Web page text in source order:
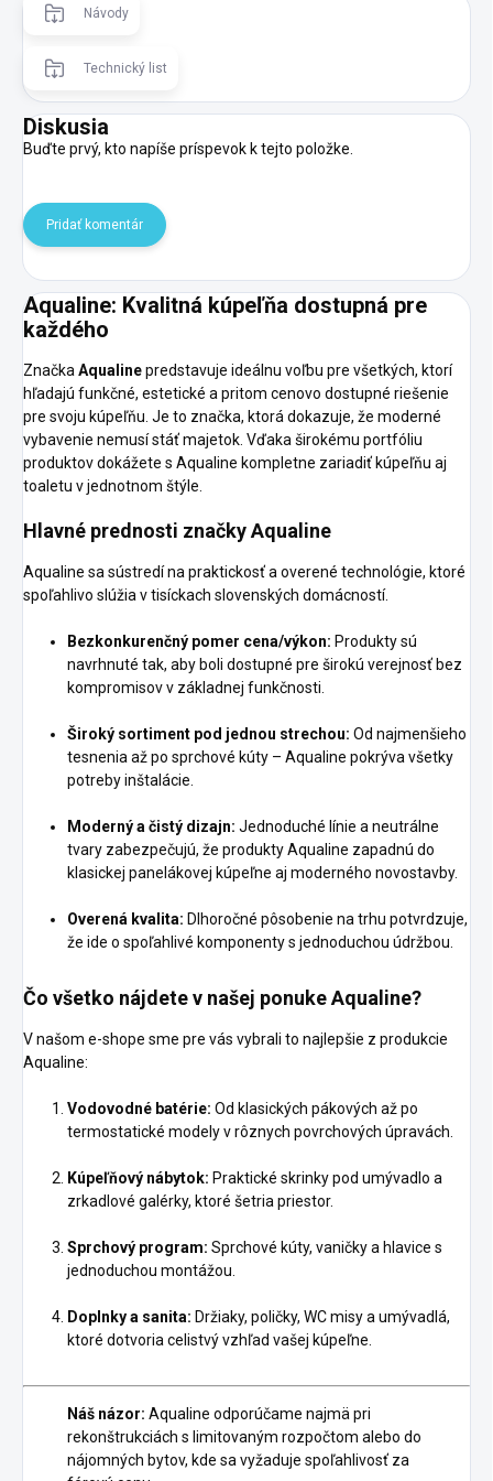
Návody
Technický list
Diskusia
Buďte prvý, kto napíše príspevok k tejto položke.
Pridať komentár
Aqualine: Kvalitná kúpeľňa dostupná pre
každého
ZnačkaAqualinepredstavuje ideálnu voľbu pre všetkých, ktorí
hľadajú funkčné, estetické a pritom cenovo dostupné riešenie
pre svoju kúpeľňu. Je to značka, ktorá dokazuje, že moderné
vybavenie nemusí stáť majetok. Vďaka širokému portfóliu
produktov dokážete s Aqualine kompletne zariadiť kúpeľňu aj
toaletu v jednotnom štýle.
Hlavné prednosti značky Aqualine
Aqualine sa sústredí na praktickosť a overené technológie, ktoré
spoľahlivo slúžia v tisíckach slovenských domácností.
Bezkonkurenčný pomer cena/výkon: Produkty sú
navrhnuté tak, aby boli dostupné pre širokú verejnosť bez
kompromisov v základnej funkčnosti.
Široký sortiment pod jednou strechou: Od najmenšieho
tesnenia až po sprchové kúty – Aqualine pokrýva všetky
potreby inštalácie.
Moderný a čistý dizajn: Jednoduché línie a neutrálne
tvary zabezpečujú, že produkty Aqualine zapadnú do
klasickej panelákovej kúpeľne aj moderného novostavby.
Overená kvalita: Dlhoročné pôsobenie na trhu potvrdzuje,
že ide o spoľahlivé komponenty s jednoduchou údržbou.
Čo všetko nájdete v našej ponuke Aqualine?
V našom e-shope sme pre vás vybrali to najlepšie z produkcie
Aqualine:
Vodovodné batérie: Od klasických pákových až po
termostatické modely v rôznych povrchových úpravách.
Kúpeľňový nábytok: Praktické skrinky pod umývadlo a
zrkadlové galérky, ktoré šetria priestor.
Sprchový program: Sprchové kúty, vaničky a hlavice s
jednoduchou montážou.
Doplnky a sanita: Držiaky, poličky, WC misy a umývadlá,
ktoré dotvoria celistvý vzhľad vašej kúpeľne.
Náš názor: Aqualine odporúčame najmä pri
rekonštrukciách s limitovaným rozpočtom alebo do
nájomných bytov, kde sa vyžaduje spoľahlivosť za